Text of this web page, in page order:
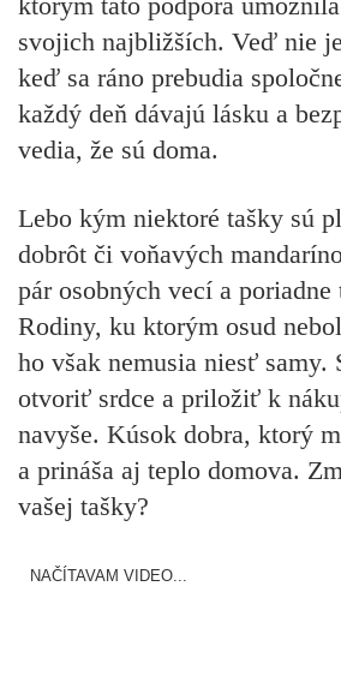
svojich najbližších. Veď nie
keď sa ráno prebudia
každý deň dávajú lásku a
vedia, že sú doma.
Lebo kým niektoré tašky sú
dobrôt či voňavých
pár osobných vecí a
Rodiny, ku ktorým osud
ho však nemusia niesť samy.
otvoriť srdce a priložiť k
navyše. Kúsok dobra, ktorý
a prináša aj teplo domova.
vašej tašky?
NAČÍTAVAM VIDEO...